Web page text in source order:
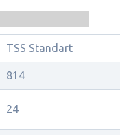
TSS Standart
814
24